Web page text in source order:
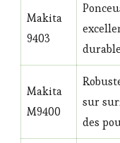
Makita
9403
Makita
M9400
sur
des